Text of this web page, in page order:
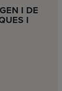
I DE
I